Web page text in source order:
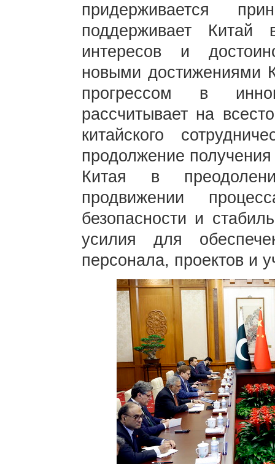
придерживается
поддерживает Китай
интересов и
новыми достижениями
прогрессом в
рассчитывает на
китайского
продолжение
Китая в
продвижении
безопасности и
усилия для
персонала, проектов и